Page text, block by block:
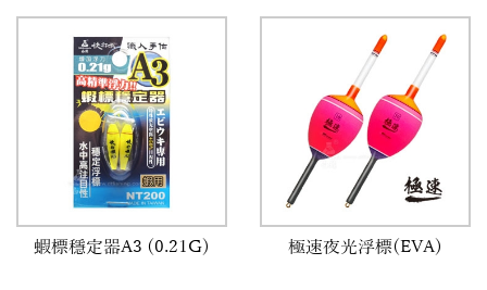
蝦標穩定器A3 (0.21G) 極速夜光浮標(EVA)